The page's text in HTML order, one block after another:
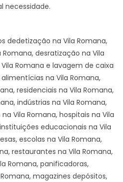
necessidade.
dedetização na Vila Romana,
desratização na Vila
Romana e lavagem de caixa
na Vila Romana,
residenciais na Vila Romana,
indústrias na Vila Romana,
Vila Romana, hospitais na Vila
educacionais na Vila
escolas na Vila Romana,
restaurantes na Vila Romana,
Romana, panificadoras,
magazines depósitos,